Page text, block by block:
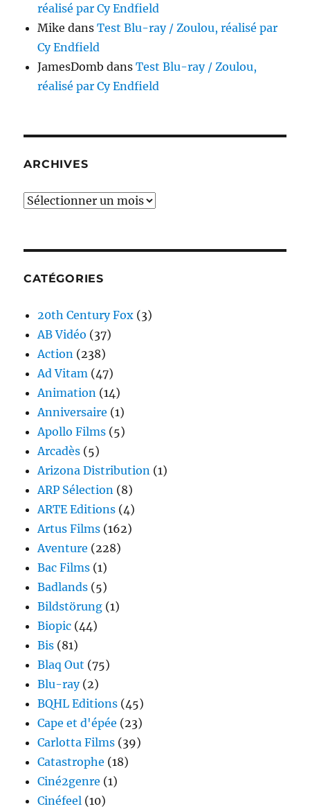
réalisé par Cy Endfield
Mike dansTest Blu-ray / Zoulou, réalisé par
Cy Endfield
JamesDomb dansTest Blu-ray / Zoulou,
réalisé par Cy Endfield
ARCHIVES
Archives
CATÉGORIES
20th Century Fox (3)
AB Vidéo (37)
Action (238)
Ad Vitam (47)
Animation (14)
Anniversaire (1)
Apollo Films (5)
Arcadès (5)
Arizona Distribution (1)
ARP Sélection (8)
ARTE Editions (4)
Artus Films (162)
Aventure (228)
Bac Films (1)
Badlands (5)
Bildstörung (1)
Biopic (44)
Bis (81)
Blaq Out (75)
Blu-ray(2)
BQHL Editions (45)
Cape et d'épée (23)
Carlotta Films (39)
Catastrophe (18)
Ciné2genre (1)
Cinéfeel (10)